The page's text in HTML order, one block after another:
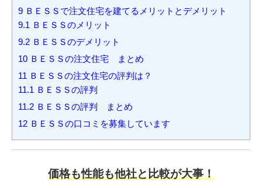
9 ＢＥＳＳで注文住宅を建てるメリットとデメリット
9.1 ＢＥＳＳのメリット
9.2 ＢＥＳＳのデメリット
10 ＢＥＳＳの注文住宅 まとめ
11 ＢＥＳＳの注文住宅の評判は？
11.1 ＢＥＳＳの評判
11.2 ＢＥＳＳの評判 まとめ
12 ＢＥＳＳの口コミを募集しています
価格も性能も他社と比較が大事！